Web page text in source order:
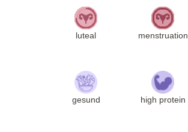
luteal menstruation
gesund high protein